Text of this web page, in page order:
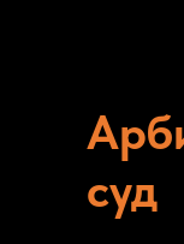
суд